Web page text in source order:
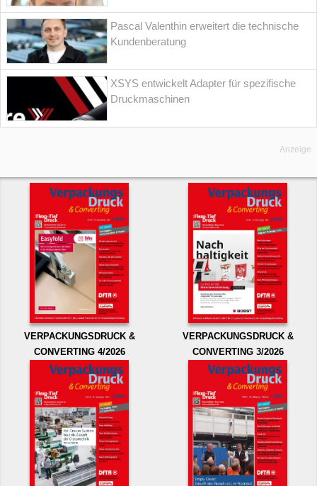
Pascal Valenthin erweitert die technische
Kundenberatung
XSYS entwickelt Adapter für spezifische
Druckmaschinen
Anzeige
VERPACKUNGSDRUCK &
CONVERTING 4/2026
VERPACKUNGSDRUCK &
CONVERTING 3/2026